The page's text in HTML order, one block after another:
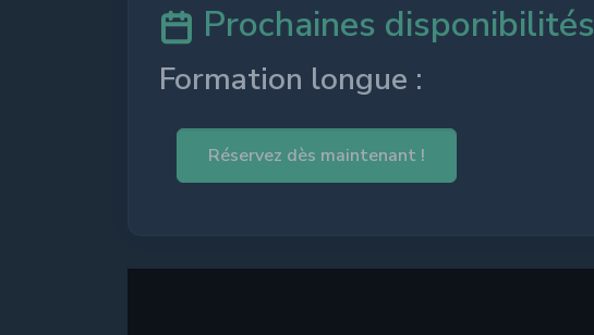
Prochaines disponibilités
Formation longue :
Réservez dès maintenant !